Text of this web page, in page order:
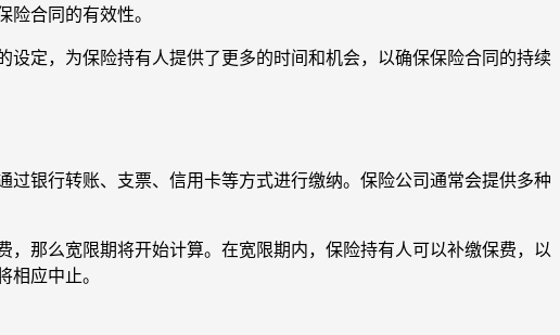
合同的有效性。
定，为保险持有人提供了更多的时间和机会，以确保保险合同的持续
银行转账、支票、信用卡等方式进行缴纳。保险公司通常会提供多种
那么宽限期将开始计算。在宽限期内，保险持有人可以补缴保费，以
应中止。